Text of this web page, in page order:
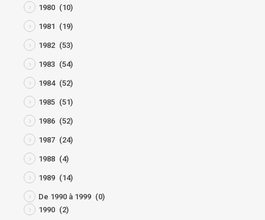
1980 (10)
1981 (19)
1982 (53)
1983 (54)
1984 (52)
1985 (51)
1986 (52)
1987 (24)
1988 (4)
1989 (14)
De 1990 à 1999 (0)
1990 (2)